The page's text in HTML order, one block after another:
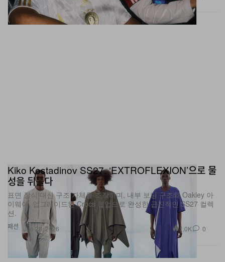
패션
Kiko Kostadinov SS27, ‘EXTROFLEXION’으로 물
성을 뒤틀다
표면 장식 대신 구조 자체를 조작하며, 내부 보닝 구조와 Oakley 아
이웨어, 업그레이드된 Crocs 협업으로 완성한 급진적인 SS27 컬렉
션.
Jun 28, 2026 1.0K 0